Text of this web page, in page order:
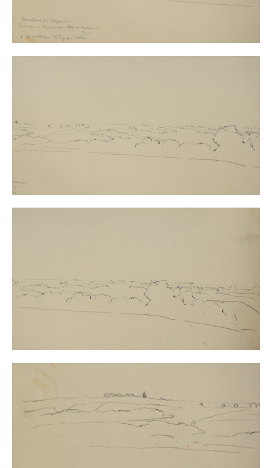
Datenschutz